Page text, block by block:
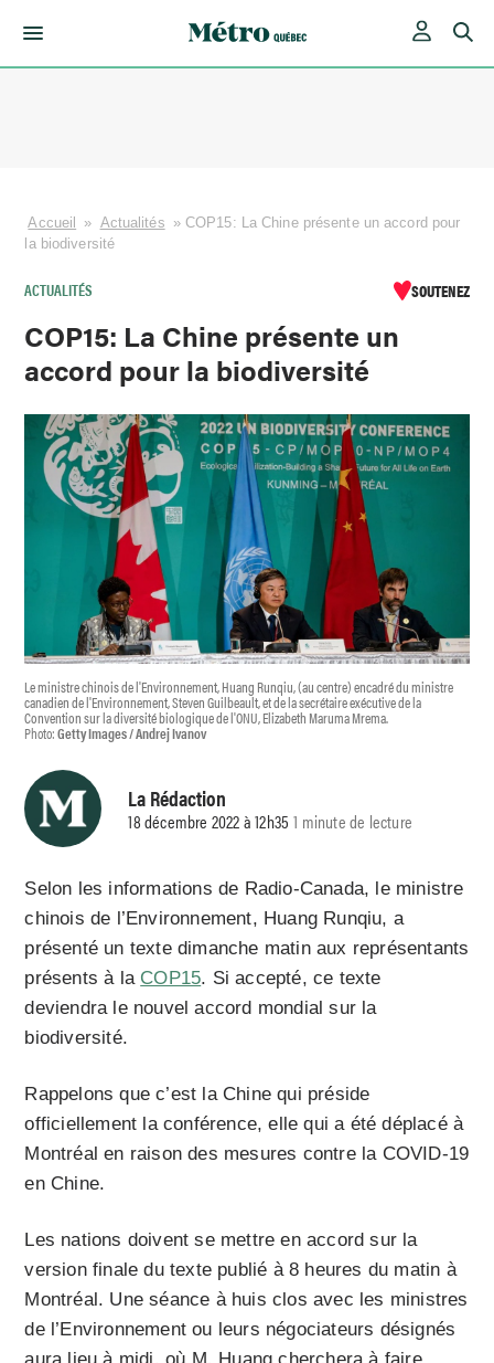
Accueil » Actualités » COP15: La Chine présente un accord pour
la biodiversité
ACTUALITÉS SOUTENEZ
COP15: La Chine présente un
accord pour la biodiversité
Le ministre chinois de l'Environnement, Huang Runqiu, (au centre) encadré du ministre
canadien de l'Environnement, Steven Guilbeault, et de la secrétaire exécutive de la
Convention sur la diversité biologique de l'ONU, Elizabeth Maruma Mrema.
Photo:Getty Images / Andrej Ivanov
La Rédaction
18 décembre 2022 à 12h35 1 minute de lecture
Selon les informations de Radio-Canada, le ministre
chinois de l’Environnement, Huang Runqiu, a
présenté un texte dimanche matin aux représentants
présents à la COP15. Si accepté, ce texte
deviendra le nouvel accord mondial sur la
biodiversité.
Rappelons que c’est la Chine qui préside
officiellement la conférence, elle qui a été déplacé à
Montréal en raison des mesures contre la COVID-19
en Chine.
Les nations doivent se mettre en accord sur la
version finale du texte publié à 8 heures du matin à
Montréal. Une séance à huis clos avec les ministres
de l’Environnement ou leurs négociateurs désignés